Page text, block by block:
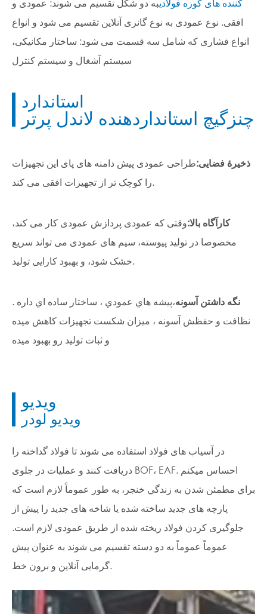
کننده های کوره فولادیبه دو شکل تقسیم می شوند: عمودی و
افقی. نوع عمودی به نوع گانری آنلاین تقسیم می شود و انواع
انواع فشاری که شامل سه قسمت می شود: ساختار مکانیکی،
سیستم آشغال و سيستم کنترل
استاندارد
چنزگيچ استانداردهنده لاندل پرتر
ذخیرۀ فضایی:طراحی عمودی پیش دامنه های پای این تجهیزات
را کوچک تر از تجهیزات افقی می کند.
کارآگاه بالا:وقتی که عمودی پردازش عمودی کار می کند،
مخصوصا در تولید پیوسته، سیم های عمودی می تواند سریع
خشک شود، و بهبود کارایی تولید.
نگه داشتن آسونه،پيشه هاي عمودي ، ساختار ساده اي داره .
نظافت و حفظش آسونه ، ميزان شکست تجهيزات کاهش ميده
و ثبات توليد رو بهبود ميده
ویدیو
ويديو لودر
در آسیاب های فولاد استفاده می شوند تا فولاد گداخته را
دریافت کنند و عملیات در جلوی BOF، EAF. احساس ميکنم
براي مطمئن شدن به زندگي خنجر، به طور عموماً لازم است که
پارچه های جدید ساخته شده یا شاخه های جدید را پیش از
جلوگیری کردن فولاد ریخته شده از طریق عمودی لازم است.
عموماً عموماً به دو دسته تقسیم می شوند به عنوان پیش
گرمایی آنلاین و برون خط.